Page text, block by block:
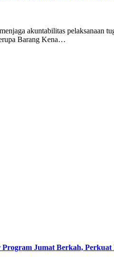
akuntabilitas pelaksanaan
Barang Kena…
Jumat Berkah,